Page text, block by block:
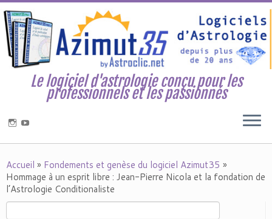
Le logiciel d'astrologie conçu pour les
professionnels et les passionnés
Accueil » Fondements et genèse du logiciel Azimut35 »
Hommage à un esprit libre : Jean-Pierre Nicola et la fondation de
l’Astrologie Conditionaliste